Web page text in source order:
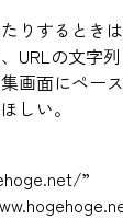
りするとき
URLの文字
画面にペー
しい。
”